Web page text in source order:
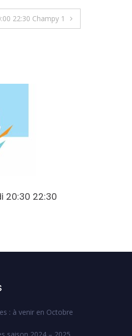
22:30 Champy 1
20:30 22:30
: à venir en Octobre